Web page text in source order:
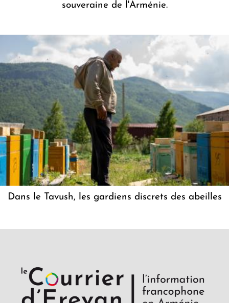
souveraine de l'Arménie.
Dans le Tavush, les gardiens discrets des abeilles